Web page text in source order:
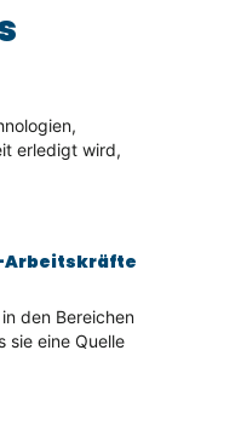
erledigt wird,
Arbeitskräfte
den Bereichen
sie eine Quelle